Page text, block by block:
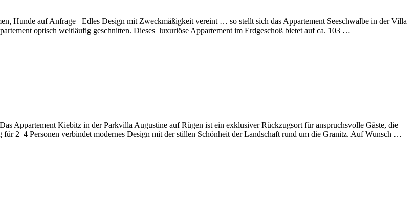
Hunde auf Anfrage Edles Design mit Zweckmäßigkeit vereint … so stellt sich das Appartement Seeschwalbe in der Villa
optisch weitläufig geschnitten. Dieses luxuriöse Appartement im Erdgeschoß bietet auf ca. 103 …
Appartement Kiebitz in der Parkvilla Augustine auf Rügen ist ein exklusiver Rückzugsort für anspruchsvolle Gäste, die
2–4 Personen verbindet modernes Design mit der stillen Schönheit der Landschaft rund um die Granitz. Auf Wunsch …